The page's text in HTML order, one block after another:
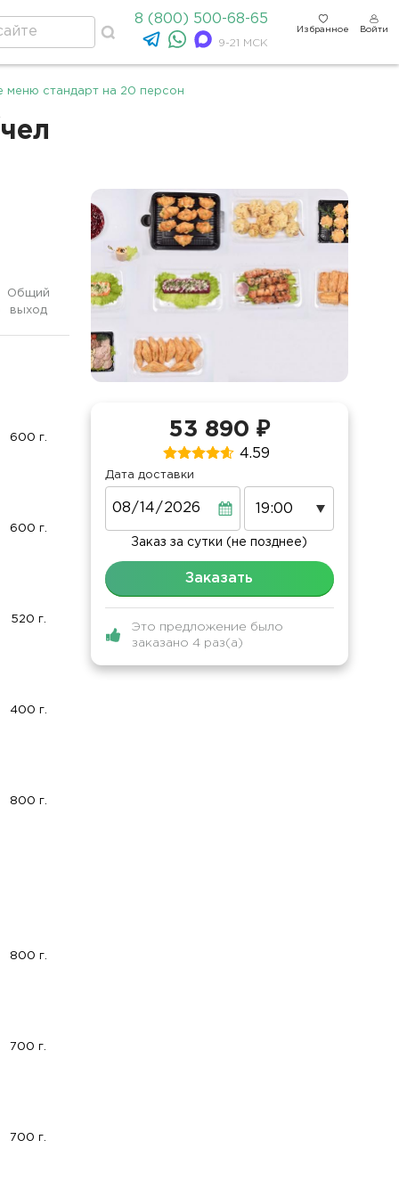
8 (800) 500-68-65
9-21 МСК
Избранное Войти
меню стандарт на 20 персон
Общий
выход
600 г.
600 г.
520 г.
400 г.
800 г.
800 г.
700 г.
700 г.
53 890 ₽
4.59
Дата доставки
Заказ за сутки (не позднее)
Заказать
Это предложение было
заказано 4 раз(а)